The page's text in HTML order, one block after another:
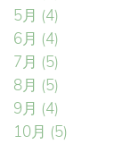
5月 (4)
6月 (4)
7月 (5)
8月 (5)
9月 (4)
10月 (5)